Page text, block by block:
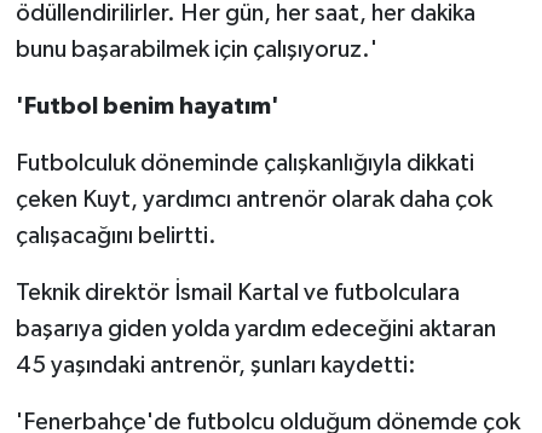
ödüllendirilirler. Her gün, her saat, her dakika
bunu başarabilmek için çalışıyoruz.'
'Futbol benim hayatım'
Futbolculuk döneminde çalışkanlığıyla dikkati
çeken Kuyt, yardımcı antrenör olarak daha çok
çalışacağını belirtti.
Teknik direktör İsmail Kartal ve futbolculara
başarıya giden yolda yardım edeceğini aktaran
45 yaşındaki antrenör, şunları kaydetti:
'Fenerbahçe'de futbolcu olduğum dönemde çok